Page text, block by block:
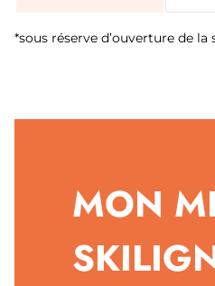
*sous réserve d’ouverture de la
MON